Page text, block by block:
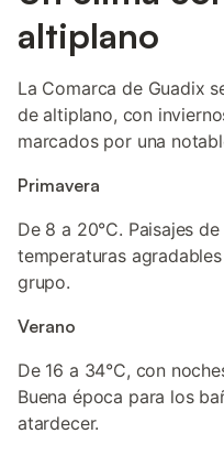
altiplano
La Comarca de Guadix
de altiplano, con
marcados por una
Primavera
De 8 a 20°C. Paisajes
temperaturas
grupo.
Verano
De 16 a 34°C, con
Buena época para los
atardecer.